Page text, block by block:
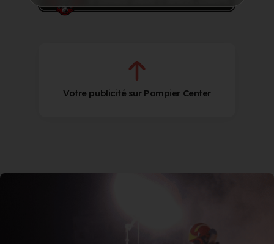
Votre publicité sur Pompier Center